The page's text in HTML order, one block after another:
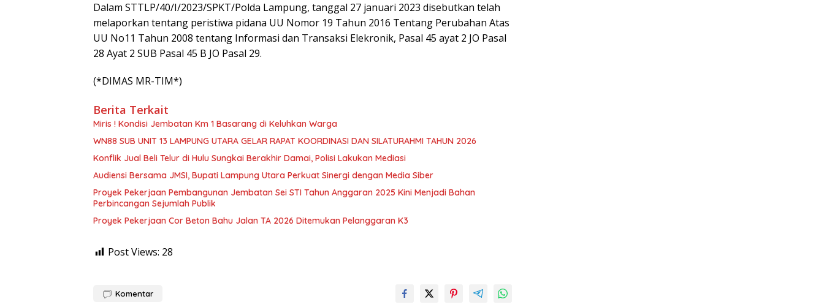
Dalam STTLP/40/I/2023/SPKT/Polda Lampung, tanggal 27 januari 2023 disebutkan telah
melaporkan tentang peristiwa pidana UU Nomor 19 Tahun 2016 Tentang Perubahan Atas
UU No11 Tahun 2008 tentang Informasi dan Transaksi Elekronik, Pasal 45 ayat 2 JO Pasal
28 Ayat 2 SUB Pasal 45 B JO Pasal 29.
(*DIMAS MR-TIM*)
Berita Terkait
Miris ! Kondisi Jembatan Km 1 Basarang di Keluhkan Warga
WN88 SUB UNIT 13 LAMPUNG UTARA GELAR RAPAT KOORDINASI DAN SILATURAHMI TAHUN 2026
Konflik Jual Beli Telur di Hulu Sungkai Berakhir Damai, Polisi Lakukan Mediasi
Audiensi Bersama JMSI, Bupati Lampung Utara Perkuat Sinergi dengan Media Siber
Proyek Pekerjaan Pembangunan Jembatan Sei STI Tahun Anggaran 2025 Kini Menjadi Bahan
Perbincangan Sejumlah Publik
Proyek Pekerjaan Cor Beton Bahu Jalan TA 2026 Ditemukan Pelanggaran K3
Post Views: 28
Komentar